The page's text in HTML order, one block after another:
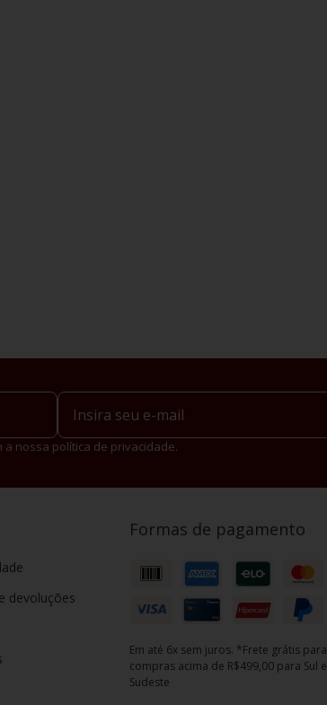
nossa política de privacidade.
devoluções
Formas de pagamento
Em até 6x sem juros. *Frete grátis para
compras acima de R$499,00 para Sul e
Sudeste